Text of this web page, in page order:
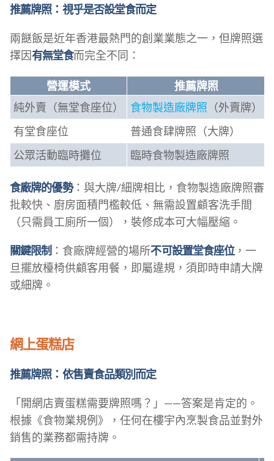
推薦牌照：視乎是否設堂食而定
兩餸飯是近年香港最熱門的創業業態之一，但牌照選
擇因有無堂食而完全不同：
營運模式
推薦牌照
純外賣（無堂食座位）
食物製造廠牌照 （外賣牌）
有堂食座位
普通食肆牌照（大牌）
公眾活動臨時攤位
臨時食物製造廠牌照
食廠牌的優勢：與大牌/細牌相比，食物製造廠牌照審
批較快、廚房面積門檻較低、無需設置顧客洗手間
（只需員工廁所一個），裝修成本可大幅壓縮。
關鍵限制 ：食廠牌經營的場所不可設置堂食座位，一
旦擺放檯椅供顧客用餐，即屬違規，須即時申請大牌
或細牌。
網上蛋糕店
推薦牌照：依售賣食品類別而定
「開網店賣蛋糕需要牌照嗎？」——答案是肯定的。
根據《食物業規例》，任何在樓宇內烹製食品並對外
銷售的業務都需持牌。